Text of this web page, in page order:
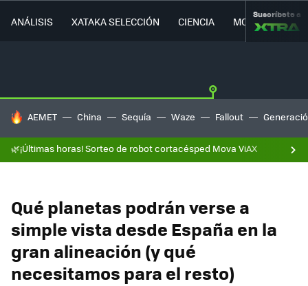
ANÁLISIS XATAKA SELECCIÓN CIENCIA MOVILIDAD
Suscríbete a
HOY SE HABLA DE
AEMET China Sequía Waze Fallout
🌿¡Últimas horas! Sorteo de robot cortacésped Mova ViAX
Qué planetas podrán verse a
simple vista desde España en la
gran alineación (y qué
necesitamos para el resto)